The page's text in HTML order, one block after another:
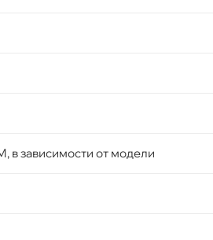
в зависимости от модели